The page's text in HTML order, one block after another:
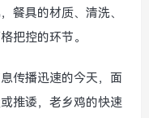
餐具的材质、清洗、
把控的环节。
传播迅速的今天，面
推诿，老乡鸡的快速